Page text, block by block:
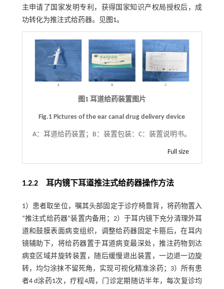
主申请了国家发明专利，获得国家知识产权局授权后，成
功转化为推注式给药器。见图1。
图1 耳道给药装置图片
Fig.1 Pictures of the ear canal drug delivery device
A：耳道给药装置；B：装置包装：C：装置说明书。
Full size
1.2.2 耳内镜下耳道推注式给药器操作方法
1）患者取坐位，嘱其头部固定于诊疗椅靠背，将药物置入
“推注式给药器”装置内备用；2）于耳内镜下充分清理外耳
道和鼓膜表面病变组织，调整给药器固定卡箍后，在耳内
镜辅助下，将给药器置于耳道病变最深处，推注药物到达
病变区域并旋转装置，随后缓慢退出装置，一边退一边旋
转，均匀涂抹不留死角，实现可视化精准涂药；3）所有患
者4 d涂药1次，疗程4周，门诊定期随访半年，每次复诊均